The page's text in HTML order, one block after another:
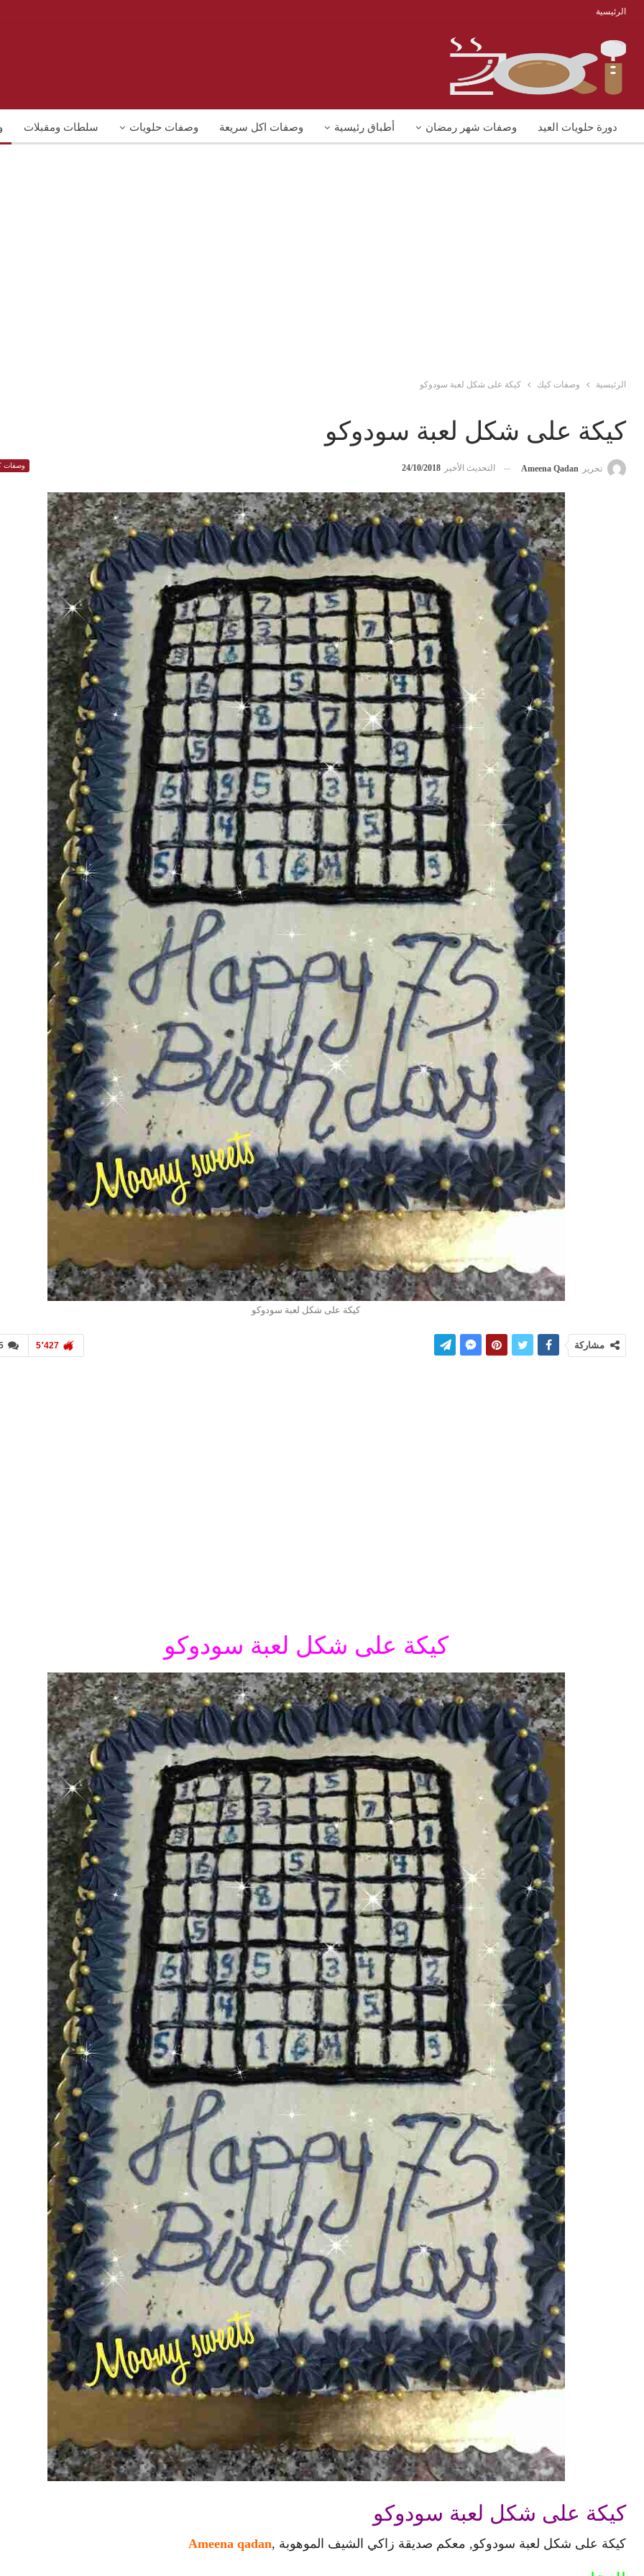
الرئيسية
دورة حلويات العيد وصفات شهر رمضان أطباق رئيسية وصفات اكل سريعة وصفات حلويات سلطات ومقبلات
الرئيسية وصفات كيك كيكة على شكل لعبة سودوكو
كيكة على شكل لعبة سودوكو
وصفات تحرير Ameena Qadan التحديث الأخير 24/10/2018
كيكة على شكل لعبة سودوكو
5٬427 مشاركة
كيكة على شكل لعبة سودوكو
كيكة على شكل لعبة سودوكو
كيكة على شكل لعبة سودوكو, معكم صديقة زاكي الشيف الموهوبة ,Ameena qadan